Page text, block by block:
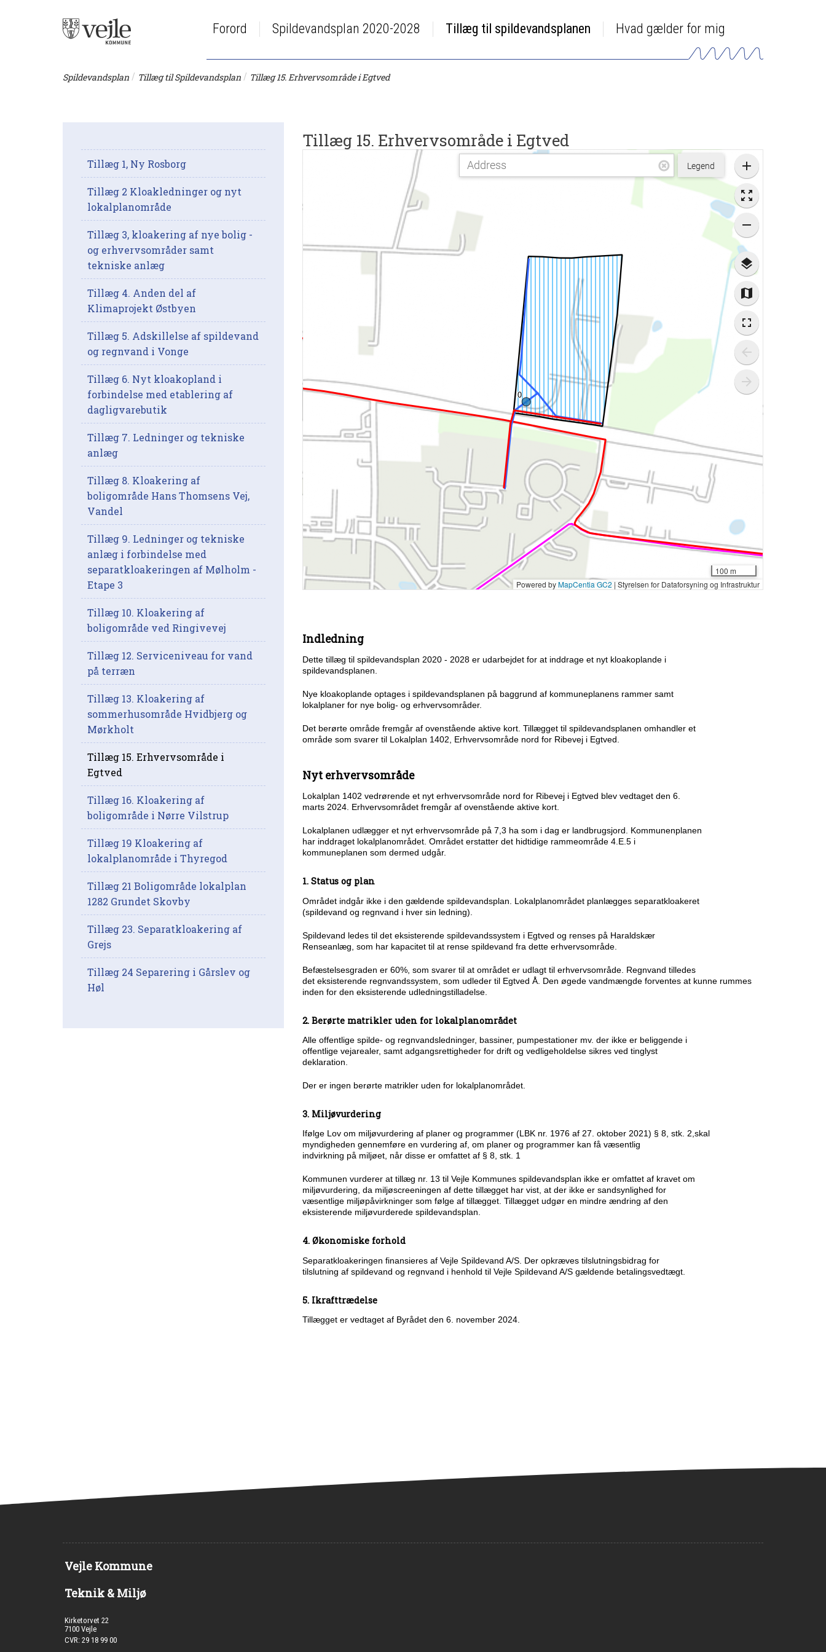
Forord Spildevandsplan 2020-2028 Tillæg til spildevandsplanen Hvad gælder for mig
Spildevandsplan / Tillæg til Spildevandsplan / Tillæg 15. Erhvervsområde i Egtved
Tillæg 1, Ny Rosborg
Tillæg 2 Kloakledninger og nyt
lokalplanområde
Tillæg 3, kloakering af nye bolig -
og erhvervsområder samt
tekniske anlæg
Tillæg 4. Anden del af
Klimaprojekt Østbyen
Tillæg 5. Adskillelse af spildevand
og regnvand i Vonge
Tillæg 6. Nyt kloakopland i
forbindelse med etablering af
dagligvarebutik
Tillæg 7. Ledninger og tekniske
anlæg
Tillæg 8. Kloakering af
boligområde Hans Thomsens Vej,
Vandel
Tillæg 9. Ledninger og tekniske
anlæg i forbindelse med
separatkloakeringen af Mølholm -
Etape 3
Tillæg 10. Kloakering af
boligområde ved Ringivevej
Tillæg 12. Serviceniveau for vand
på terræn
Tillæg 13. Kloakering af
sommerhusområde Hvidbjerg og
Mørkholt
Tillæg 15. Erhvervsområde i
Egtved
Tillæg 16. Kloakering af
boligområde i Nørre Vilstrup
Tillæg 19 Kloakering af
lokalplanområde i Thyregod
Tillæg 21 Boligområde lokalplan
1282 Grundet Skovby
Tillæg 23. Separatkloakering af
Grejs
Tillæg 24 Separering i Gårslev og
Høl
Tillæg 15. Erhvervsområde i Egtved
Indledning
Dette tillæg til spildevandsplan 2020 - 2028 er udarbejdet for at inddrage et nyt kloakoplande i
spildevandsplanen.
Nye kloakoplande optages i spildevandsplanen på baggrund af kommuneplanens rammer samt
lokalplaner for nye bolig- og erhvervsområder.
Det berørte område fremgår af ovenstående aktive kort. Tillægget til spildevandsplanen omhandler et
område som svarer til Lokalplan 1402, Erhvervsområde nord for Ribevej i Egtved.
Nyt erhvervsområde
Lokalplan 1402 vedrørende et nyt erhvervsområde nord for Ribevej i Egtved blev vedtaget den 6.
marts 2024. Erhvervsområdet fremgår af ovenstående aktive kort.
Lokalplanen udlægger et nyt erhvervsområde på 7,3 ha som i dag er landbrugsjord. Kommunenplanen
har inddraget lokalplanområdet. Området erstatter det hidtidige rammeområde 4.E.5 i
kommuneplanen som dermed udgår.
1. Status og plan
Området indgår ikke i den gældende spildevandsplan. Lokalplanområdet planlægges separatkloakeret
(spildevand og regnvand i hver sin ledning).
Spildevand ledes til det eksisterende spildevandssystem i Egtved og renses på Haraldskær
Renseanlæg, som har kapacitet til at rense spildevand fra dette erhvervsområde.
Befæstelsesgraden er 60%, som svarer til at området er udlagt til erhvervsområde. Regnvand tilledes
det eksisterende regnvandssystem, som udleder til Egtved Å. Den øgede vandmængde forventes at kunne rummes
inden for den eksisterende udledningstilladelse.
2. Berørte matrikler uden for lokalplanområdet
Alle offentlige spilde- og regnvandsledninger, bassiner, pumpestationer mv. der ikke er beliggende i
offentlige vejarealer, samt adgangsrettigheder for drift og vedligeholdelse sikres ved tinglyst
deklaration.
Der er ingen berørte matrikler uden for lokalplanområdet.
3. Miljøvurdering
Ifølge Lov om miljøvurdering af planer og programmer (LBK nr. 1976 af 27. oktober 2021) § 8, stk. 2,skal
myndigheden gennemføre en vurdering af, om planer og programmer kan få væsentlig
indvirkning på miljøet, når disse er omfattet af § 8, stk. 1
Kommunen vurderer at tillæg nr. 13 til Vejle Kommunes spildevandsplan ikke er omfattet af kravet om
miljøvurdering, da miljøscreeningen af dette tillægget har vist, at der ikke er sandsynlighed for
væsentlige miljøpåvirkninger som følge af tillægget. Tillægget udgør en mindre ændring af den
eksisterende miljøvurderede spildevandsplan.
4. Økonomiske forhold
Separatkloakeringen finansieres af Vejle Spildevand A/S. Der opkræves tilslutningsbidrag for
tilslutning af spildevand og regnvand i henhold til Vejle Spildevand A/S gældende betalingsvedtægt.
5. Ikrafttrædelse
Tillægget er vedtaget af Byrådet den 6. november 2024.
Vejle Kommune
Teknik & Miljø
Kirketorvet 22
7100 Vejle
CVR: 29 18 99 00